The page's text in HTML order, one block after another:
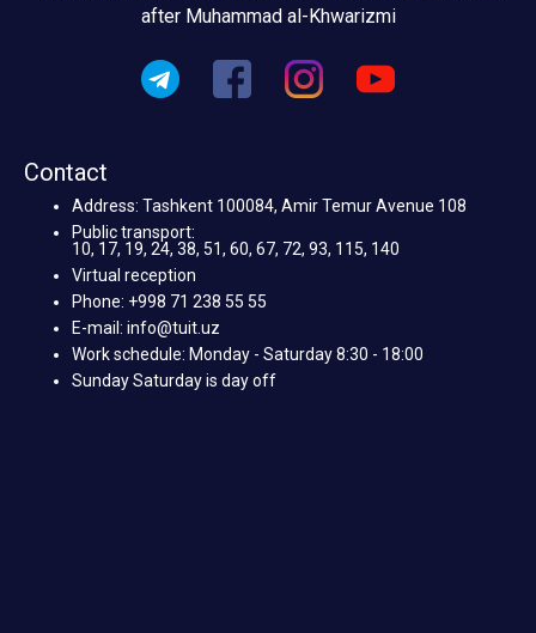
after Muhammad al-Khwarizmi
Contact
Address: Tashkent 100084, Amir Temur Avenue 108
Public transport:
10, 17, 19, 24, 38, 51, 60, 67, 72, 93, 115, 140
Virtual reception
Phone: +998 71 238 55 55
E-mail: info@tuit.uz
Work schedule: Monday - Saturday 8:30 - 18:00
Sunday Saturday is day off